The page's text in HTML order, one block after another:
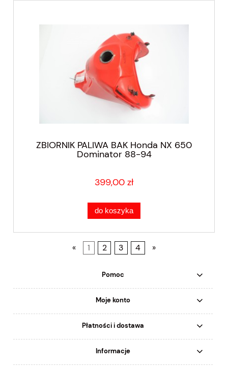
ZBIORNIK PALIWA BAK Honda NX 650
Dominator 88-94
399,00 zł
do koszyka
« 1 2 3 4 »
Pomoc
Moje konto
Płatności i dostawa
Informacje